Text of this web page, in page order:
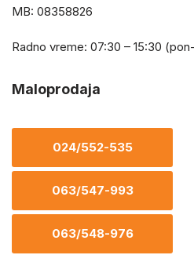
MB: 08358826
Radno vreme: 07:30 – 15:30
Maloprodaja
024/552-535
063/547-993
063/548-976